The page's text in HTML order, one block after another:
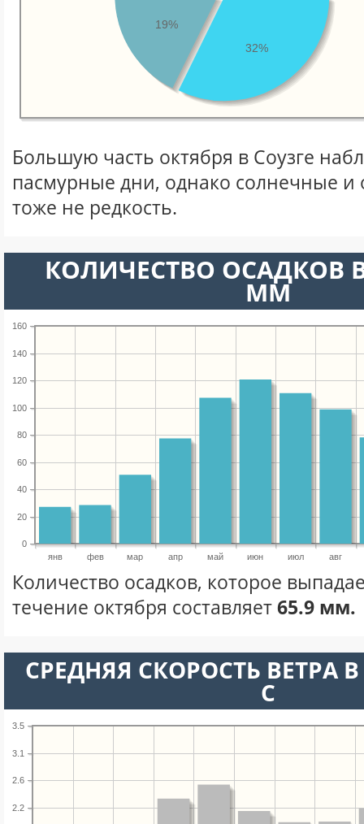
32%
19%
Большую часть октября в Соузге
пасмурные дни, однако солнечные
тоже не редкость.
КОЛИЧЕСТВО ОСАДКОВ
ММ
янв фев мар апр май июн июл авг
0
20
40
60
80
100
120
140
160
Количество осадков, которое
течение октября составляет65.9 мм.
СРЕДНЯЯ СКОРОСТЬ ВЕТРА
С
2.2
2.6
3.1
3.5